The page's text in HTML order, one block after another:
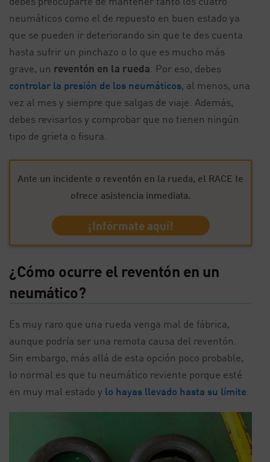
neumáticos como el de repuesto en buen estado ya
que se pueden ir deteriorando sin que te des cuenta
hasta sufrir un pinchazo o lo que es mucho más
grave, un reventón en la rueda . Por eso, debes
controlar la presión de los neumáticos, al menos, una
vez al mes y siempre que salgas de viaje. Además,
debes revisarlos y comprobar que no tienen ningún
tipo de grieta o fisura.
Ante un incidente o reventón en la rueda, el RACE te
ofrece asistencia inmediata.
¡Infórmate aquí!
¿Cómo ocurre el reventón en un
neumático?
Es muy raro que una rueda venga mal de fábrica,
aunque podría ser una remota causa del reventón.
Sin embargo, más allá de esta opción poco probable,
lo normal es que tu neumático reviente porque esté
en muy mal estado y lo hayas llevado hasta su límite